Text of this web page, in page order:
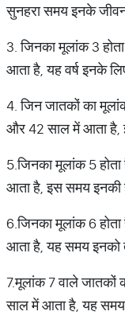
सुनहरा समय इनके
3. जिनकामूलांक 3
आता है, यह वर्ष इनके
4. जिन जातकों का
और 42 साल में आता है,
5.जिनका मूलांक 5
आता है, इस समय इनकी
6.जिनका मूलांक 6
आता है, यह समय इनको
7.मूलांक 7 वाले
साल में आता है, यह समय